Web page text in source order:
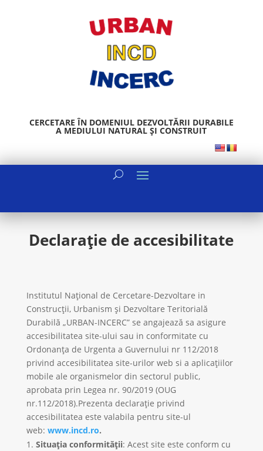
CERCETARE ÎN DOMENIUL DEZVOLTĂRII DURABILE
A MEDIULUI NATURAL ȘI CONSTRUIT
Declarație de accesibilitate
Institutul Naţional de Cercetare-Dezvoltare in
Construcţii, Urbanism şi Dezvoltare Teritorială
Durabilă „URBAN-INCERC” se angajează sa asigure
accesibilitatea site-ului sau in conformitate cu
Ordonanța de Urgenta a Guvernului nr 112/2018
privind accesibilitatea site-urilor web si a aplicațiilor
mobile ale organismelor din sectorul public,
aprobata prin Legea nr. 90/2019 (OUG
nr.112/2018).Prezenta declarație privind
accesibilitatea este valabila pentru site-ul
web: www.incd.ro.
Situația conformității: Acest site este conform cu